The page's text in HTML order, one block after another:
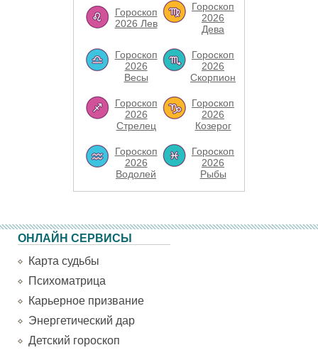
Гороскоп
2026 Лев
Гороскоп
2026
Дева
Гороскоп
2026
Весы
Гороскоп
2026
Скорпион
Гороскоп
2026
Стрелец
Гороскоп
2026
Козерог
Гороскоп
2026
Водолей
Гороскоп
2026
Рыбы
ОНЛАЙН СЕРВИСЫ
Карта судьбы
Психоматрица
Карьерное призвание
Энергетический дар
Детский гороскоп